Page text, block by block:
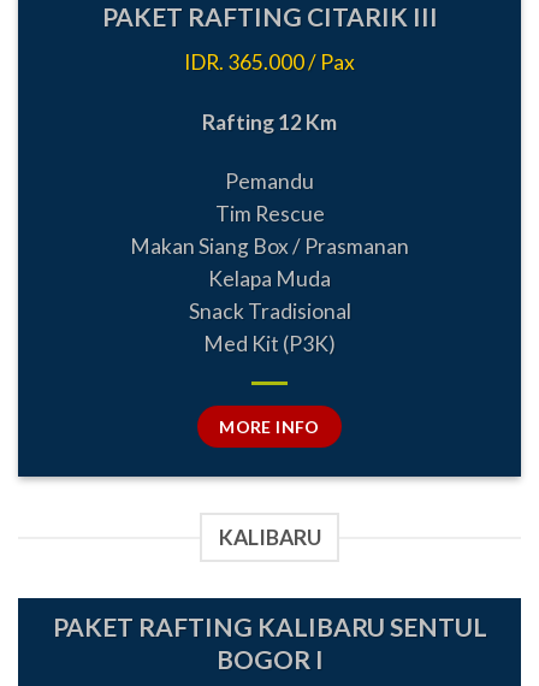
PAKET RAFTING CITARIK III
IDR. 365.000 / Pax
Rafting 12 Km
Pemandu
Tim Rescue
Makan Siang Box / Prasmanan
Kelapa Muda
Snack Tradisional
Med Kit (P3K)
MORE INFO
KALIBARU
PAKET RAFTING KALIBARU SENTUL
BOGOR I